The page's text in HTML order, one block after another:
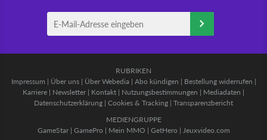
RUBRIKEN
Impressum | Über uns| Über Webedia | Abo kündigen | Bestellung widerrufen |
Karriere | Newsletter | Kontakt | Nutzungsbestimmungen | Mediadaten |
Datenschutzerklärung | Cookies & Tracking | Transparenzbericht
MEDIENGRUPPE
GameStar| GamePro | Mein MMO | GetHero | Jeuxvideo.com